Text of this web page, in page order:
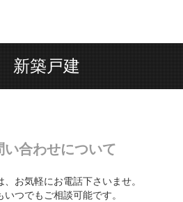
新築戸建
い合わせについて
お気軽にお電話下さいませ。
つでもご相談可能です。